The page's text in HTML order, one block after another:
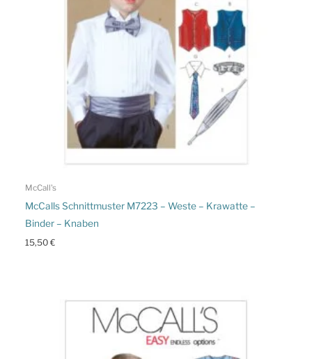
McCall's
McCalls Schnittmuster M7223 – Weste – Krawatte –
Binder – Knaben
15,50€